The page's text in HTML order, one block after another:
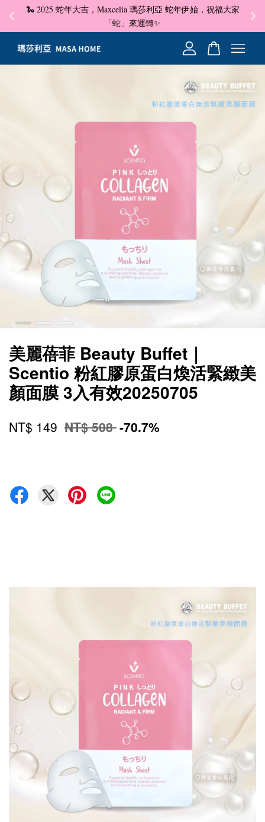
🐍 2025 蛇年大吉，Maxcelia 瑪莎利亞 蛇年伊始，祝福大家
「蛇」來運轉✨
✦
美麗蓓菲 Beauty Buffet｜
Scentio 粉紅膠原蛋白煥活緊緻美
顏面膜 3入有效20250705
NT$ 149 NT$ 508-70.7%
您的購物車目前還是空的。